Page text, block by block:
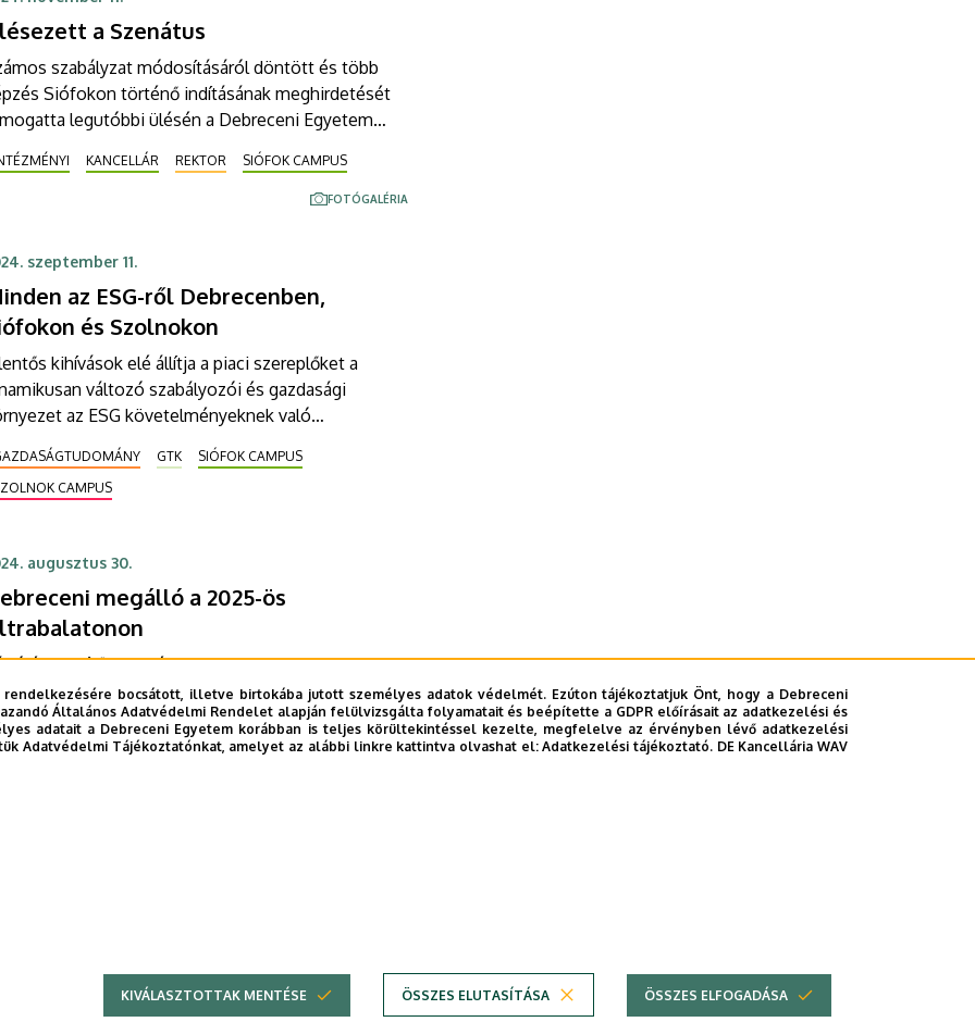
a Szenátus
szabályzat módosításáról döntött és több
Siófokon történő indításának meghirdetését
legutóbbi ülésén a Debreceni Egyetem
az intézmény részvételével működő
társaságok 2023. évi beszámolóját is.
KANCELLÁR REKTOR SIÓFOK CAMPUS
FOTÓGALÉRIA
szeptember 11.
az ESG-ről Debrecenben,
és Szolnokon
kihívások elé állítja a piaci szereplőket a
változó szabályozói és gazdasági
az ESG követelményeknek való
2024. január 1-jén hatályba lépett az
törvény, mely számos követelményt támaszt a
számos, különböző szintű képzés
nyújt segítséget a Debreceni Egyetem
Kara.
GTK
SIÓFOK CAMPUS
CAMPUS
augusztus 30.
megálló a 2025-ös
és frissítő pontként a Debreceni Egyetem
Campusa is szerepel a XIX. Ultrabalaton
útvonalában. Az erről szóló
Szilvássy Zoltán rektor, Bács Zoltán
EGYETEMI SPORTÉLET KANCELLÁR
bocsátott, illetve birtokába jutott személyes adatok védelmét. Ezúton tájékoztatjuk Önt, hogy a Debreceni
Általános Adatvédelmi Rendelet alapján felülvizsgálta folyamatait és beépítette a GDPR előírásait az adatkezelési és
adatait a Debreceni Egyetem korábban is teljes körültekintéssel kezelte, megfelelve az érvényben lévő adatkezelési
Adatvédelmi Tájékoztatónkat, amelyet az alábbi linkre kattintva olvashat el:Adatkezelési tájékoztató. DE Kancellária WAV
KIVÁLASZTOTTAK MENTÉSE ÖSSZES ELUTASÍTÁSA ÖSSZES ELFOGADÁSA